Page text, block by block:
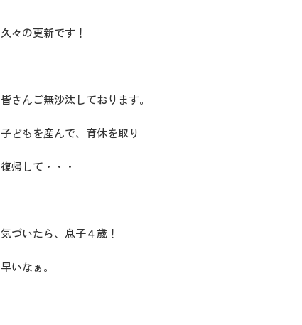
久々の更新です！
皆さんご無沙汰しております。
子どもを産んで、育休を取り
復帰して・・・
気づいたら、息子４歳！
早いなぁ。